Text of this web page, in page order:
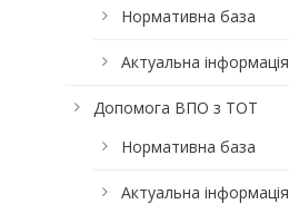
Нормативна база
Актуальна інформація
Допомога ВПО з ТОТ
Нормативна база
Актуальна інформація